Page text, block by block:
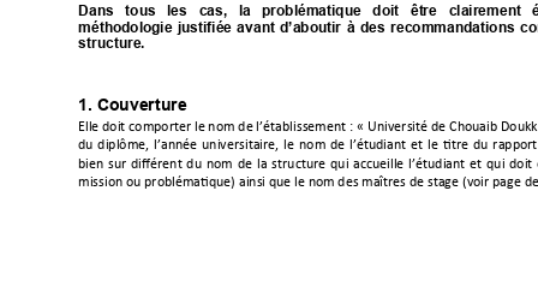
Dans   tous les   cas,
  la
problématique   doit   être   clairement
méthodologie justifiée avant d’aboutir à des recommandations
structure.
1. Couverture
1   -& .
 6"  "         
  0           